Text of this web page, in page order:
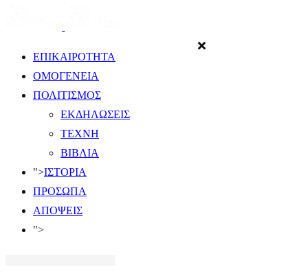
ΕΠΙΚΑΙΡΟΤΗΤΑ
ΟΜΟΓΕΝΕΙΑ
ΠΟΛΙΤΙΣΜΟΣ
ΕΚΔΗΛΩΣΕΙΣ
ΤΕΧΝΗ
ΒΙΒΛΙΑ
">ΙΣΤΟΡΙΑ
ΠΡΟΣΩΠΑ
ΑΠΟΨΕΙΣ
">